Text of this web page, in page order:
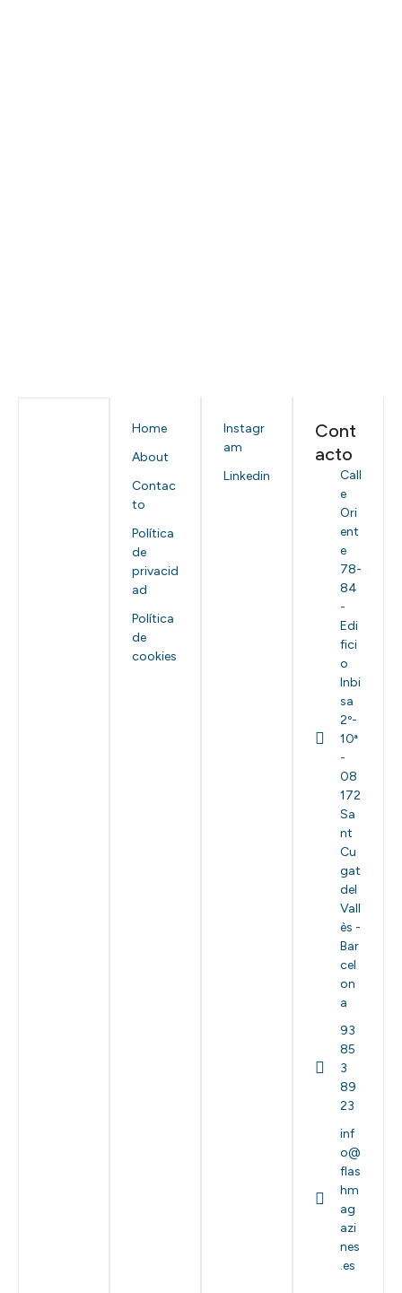
Home
About
Contac
to
Política
de
privacid
ad
Política
de
cookies
Instagr
am
Linkedin
Cont
acto
Call
e
Ori
ent
e
78-
84
-
Edi
fici
o
Inbi
sa
2º-
10ª
-
08
172
Sa
nt
Cu
gat
del
Vall
ès -
Bar
cel
on
a
93
85
3
89
23
inf
o@
flas
hm
ag
azi
nes
.es